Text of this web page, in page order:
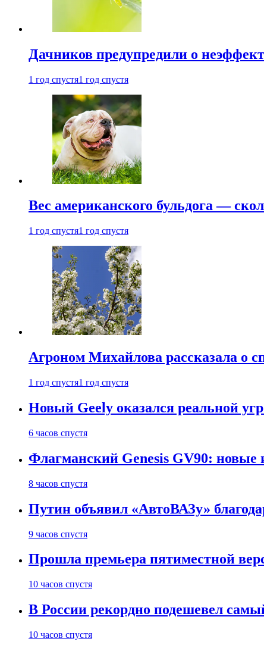
Дачников предупредили о
1 год спустя1 год спустя
Вес американского бульдога —
1 год спустя1 год спустя
Агроном Михайлова рассказала о
1 год спустя1 год спустя
Новый Geely оказался реальной
6 часов спустя
Флагманский Genesis GV90: новые
8 часов спустя
Путин объявил «АвтоВАЗу»
9 часов спустя
Прошла премьера пятиместной
10 часов спустя
В России рекордно подешевел
10 часов спустя